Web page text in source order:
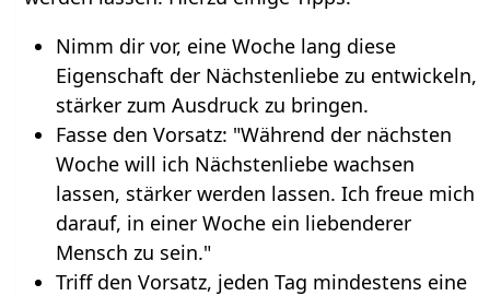
Nimm dir vor, eine Woche lang diese
Eigenschaft der Nächstenliebe zu entwickeln,
stärker zum Ausdruck zu bringen.
Fasse den Vorsatz: "Während der nächsten
Woche will ich Nächstenliebe wachsen
lassen, stärker werden lassen. Ich freue mich
darauf, in einer Woche ein liebenderer
Mensch zu sein."
Triff den Vorsatz, jeden Tag mindestens eine